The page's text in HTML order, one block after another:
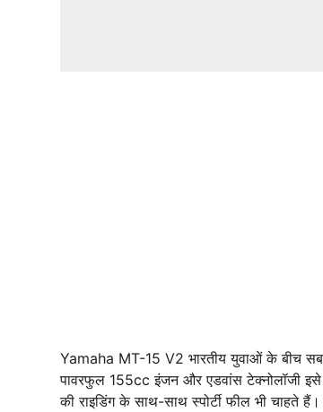
Yamaha MT-15 V2 भारतीय युवाओं के बीच
पावरफुल 155cc इंजन और एडवांस टेक्नोलॉजी इसे
की राइडिंग के साथ-साथ स्पोर्टी फील भी चाहते हैं।